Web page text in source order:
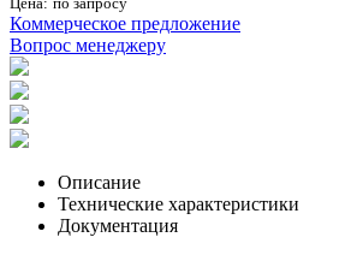
Коммерческое предложение
Вопрос менеджеру
Описание
Технические характеристики
Документация